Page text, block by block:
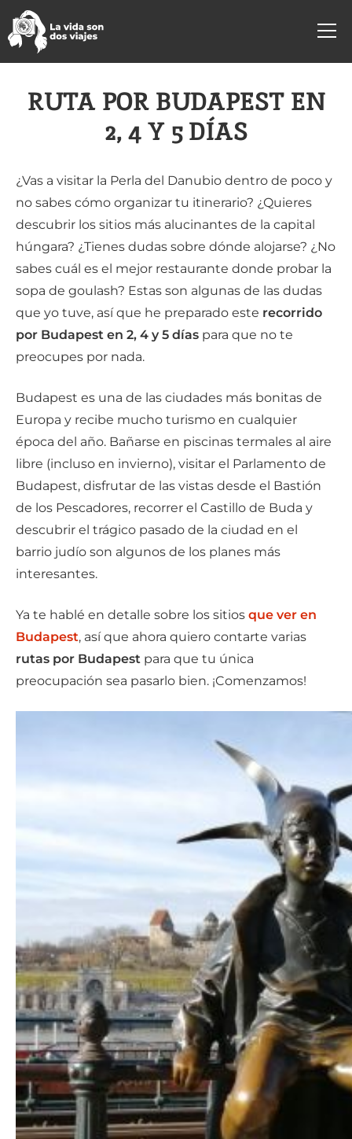
RUTA POR BUDAPEST EN
2, 4 Y 5 DÍAS
¿Vas a visitar la Perla del Danubio dentro de poco y
no sabes cómo organizar tu itinerario? ¿Quieres
descubrir los sitios más alucinantes de la capital
húngara? ¿Tienes dudas sobre dónde alojarse? ¿No
sabes cuál es el mejor restaurante donde probar la
sopa de goulash? Estas son algunas de las dudas
que yo tuve, así que he preparado este recorrido
por Budapest en 2, 4 y 5 días para que no te
preocupes por nada.
Budapest es una de las ciudades más bonitas de
Europa y recibe mucho turismo en cualquier
época del año. Bañarse en piscinas termales al aire
libre (incluso en invierno), visitar el Parlamento de
Budapest, disfrutar de las vistas desde el Bastión
de los Pescadores, recorrer el Castillo de Buda y
descubrir el trágico pasado de la ciudad en el
barrio judío son algunos de los planes más
interesantes.
Ya te hablé en detalle sobre los sitios que ver en
Budapest, así que ahora quiero contarte varias
rutas por Budapest para que tu única
preocupación sea pasarlo bien. ¡Comenzamos!